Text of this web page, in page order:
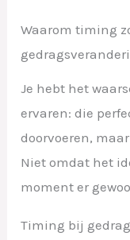
Waarom timing
Je hebt het
ervaren: die
doorvoeren,
Niet omdat het
moment er
Timing bij